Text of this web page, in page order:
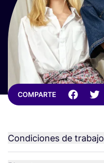
COMPARTE
Condiciones de trabajo